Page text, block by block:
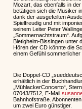
Mozart, das ebenfalls in
betätigen sich die Musiker
dank der ausgefeilten
Spielfreudig und mit
seinem Leiter Peter
„Sommernachtstraum“.
Bietigheim-Bissingen unter
Hören der CD könnte die
einem Gefühl
Die Doppel-CD
erhältlich in der
„MühlackerConcerto“,
07043/7512, E-Mail
Bahnhofstraße.
um zwei Euro günstiger.